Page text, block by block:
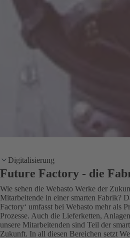
Digitalisierung
Future Factory - die
Wie sehen die Webasto Werke der
Mitarbeitende in einer smarten Fabrik?
Factory‘ umfasst bei Webasto mehr als
Prozesse. Auch die Lieferketten,
unsere Mitarbeitenden sind Teil der
Zukunft. In all diesen Bereichen setzt